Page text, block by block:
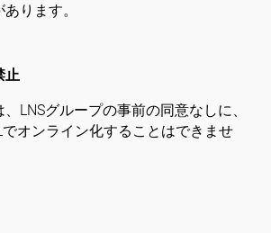
ります。
止
LNSグループの事前の同意なしに、
オンライン化することはできませ